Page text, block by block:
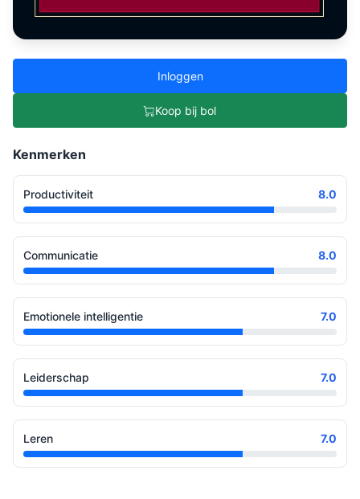
Inloggen
Koop bij bol
Kenmerken
Productiviteit 8.0
Communicatie 8.0
Emotionele intelligentie 7.0
Leiderschap 7.0
Leren 7.0